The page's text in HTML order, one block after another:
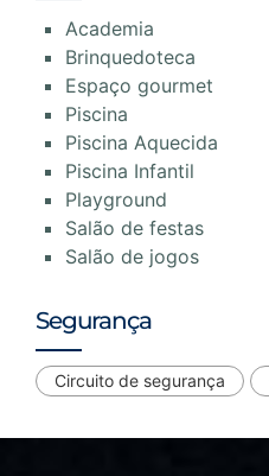
Academia
Brinquedoteca
Espaço gourmet
Piscina
Piscina Aquecida
Piscina Infantil
Playground
Salão de festas
Salão de jogos
Segurança
Circuito de segurança